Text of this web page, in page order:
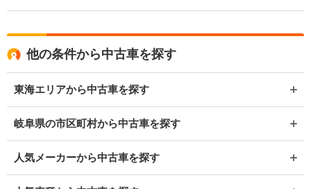
他の条件から中古車を探す
東海エリアから中古車を探す
岐阜県の市区町村から中古車を探す
人気メーカーから中古車を探す